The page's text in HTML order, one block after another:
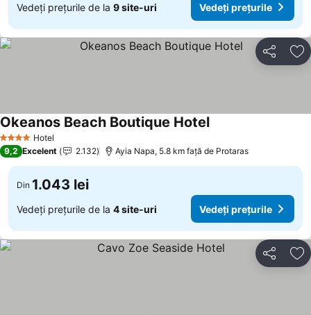
Vedeți prețurile de la 9 site-uri Vedeți prețurile
Distribuiți
4 Stele Hotel
Okeanos Beach Boutique HotelVedeți prețurile
9,2 Excelent 2.132 Ayia Napa, 5.8 km faţă de Protaras
Din 1.043 lei
Vedeți prețurile de la 4 site-uri Vedeți prețurile
Distribuiți